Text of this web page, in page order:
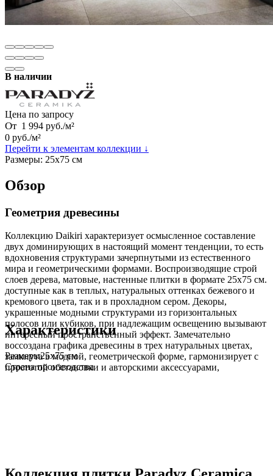
В наличии
Цена по запросу
От 1 994 руб./м²
0 руб./м²
Перейти к элементам коллекции ↓
Размеры: 25х75 см
Обзор
Геометрия древесины
Коллекцию Daikiri характеризует осмысленное составление
двух доминирующих в настоящий момент тенденции, то есть
вдохновения структурами зачерпнутыми из естественного
мира и геометрическими формами. Воспроизводящие строй
слоев дерева, матовые, настенные плитки в формате 25x75 см.
доступные как в теплых, натуральных оттенках бежевого и
кремового цвета, так и в прохладном сером. Декоры,
украшенные модными структурами из горизонтальных
полосов или кубиков, при надлежащим освещению вызывают
интересный пространственный эффект. Замечательно
воссоздана графика древесины в трех натуральных цветах,
замкнута в модной, геометрической форме, гармонизирует с
простотой обстановки и авторскими аксессуарами,
Характеристики
Размеры25х75 см
Страна производства